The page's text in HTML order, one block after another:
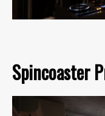
Spincoaster